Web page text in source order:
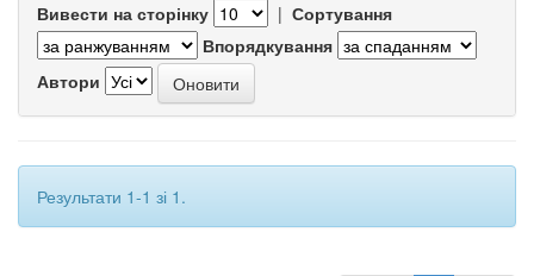
Вивести на сторінку | Сортування
Впорядкування
Автори
Результати 1-1 зі 1.